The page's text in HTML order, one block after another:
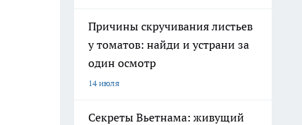
Причины скручивания листьев
у томатов: найди и устрани за
один осмотр
14 июля
Секреты Вьетнама: живущий